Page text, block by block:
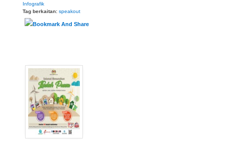
Infografik
Tag berkaitan: speakout